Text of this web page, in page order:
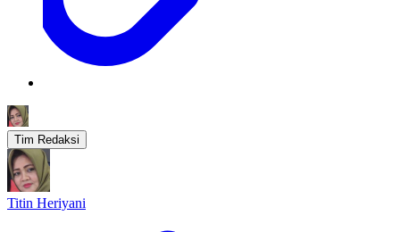
Tim Redaksi
Titin Heriyani